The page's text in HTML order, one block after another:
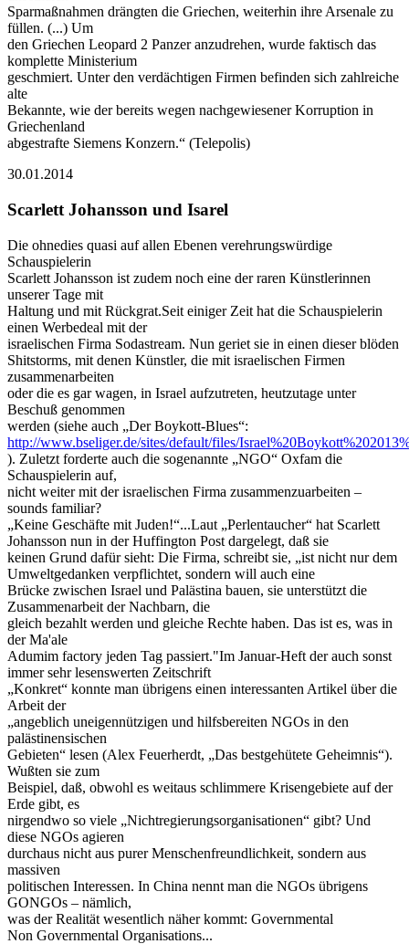
Sparmaßnahmen drängten die Griechen, weiterhin ihre Arsenale zu
füllen. (...) Um
den Griechen Leopard 2 Panzer anzudrehen, wurde faktisch das
komplette Ministerium
geschmiert. Unter den verdächtigen Firmen befinden sich zahlreiche
alte
Bekannte, wie der bereits wegen nachgewiesener Korruption in
Griechenland
abgestrafte Siemens Konzern.“ (Telepolis)
30.01.2014
Scarlett Johansson und Isarel
Die ohnedies quasi auf allen Ebenen verehrungswürdige
Schauspielerin
Scarlett Johansson ist zudem noch eine der raren Künstlerinnen
unserer Tage mit
Haltung und mit Rückgrat.Seit einiger Zeit hat die Schauspielerin
einen Werbedeal mit der
israelischen Firma Sodastream. Nun geriet sie in einen dieser blöden
Shitstorms, mit denen Künstler, die mit israelischen Firmen
zusammenarbeiten
oder die es gar wagen, in Israel aufzutreten, heutzutage unter
Beschuß genommen
werden (siehe auch „Der Boykott-Blues“:
http://www.bseliger.de/sites/default/files/
). Zuletzt forderte auch die sogenannte „NGO“ Oxfam die
Schauspielerin auf,
nicht weiter mit der israelischen Firma zusammenzuarbeiten –
sounds familiar?
„Keine Geschäfte mit Juden!“...Laut „Perlentaucher“ hat Scarlett
Johansson nun in der Huffington Post dargelegt, daß sie
keinen Grund dafür sieht: Die Firma, schreibt sie, „ist nicht nur dem
Umweltgedanken verpflichtet, sondern will auch eine
Brücke zwischen Israel und Palästina bauen, sie unterstützt die
Zusammenarbeit der Nachbarn, die
gleich bezahlt werden und gleiche Rechte haben. Das ist es, was in
der Ma'ale
Adumim factory jeden Tag passiert."Im Januar-Heft der auch sonst
immer sehr lesenswerten Zeitschrift
„Konkret“ konnte man übrigens einen interessanten Artikel über die
Arbeit der
„angeblich uneigennützigen und hilfsbereiten NGOs in den
palästinensischen
Gebieten“ lesen (Alex Feuerherdt, „Das bestgehütete Geheimnis“).
Wußten sie zum
Beispiel, daß, obwohl es weitaus schlimmere Krisengebiete auf der
Erde gibt, es
nirgendwo so viele „Nichtregierungsorganisationen“ gibt? Und
diese NGOs agieren
durchaus nicht aus purer Menschenfreundlichkeit, sondern aus
massiven
politischen Interessen. In China nennt man die NGOs übrigens
GONGOs – nämlich,
was der Realität wesentlich näher kommt: Governmental
Non Governmental Organisations...